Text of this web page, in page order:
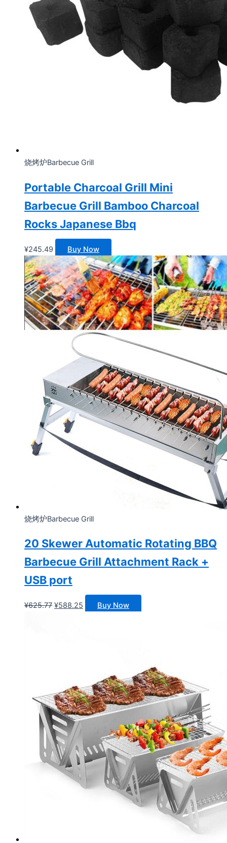
烧烤炉Barbecue Grill
Portable Charcoal Grill Mini
Barbecue Grill Bamboo Charcoal
Rocks Japanese Bbq
¥245.49 Buy Now
烧烤炉Barbecue Grill
20 Skewer Automatic Rotating BBQ
Barbecue Grill Attachment Rack +
USB port
¥625.77 原
¥588.25 Buy Now